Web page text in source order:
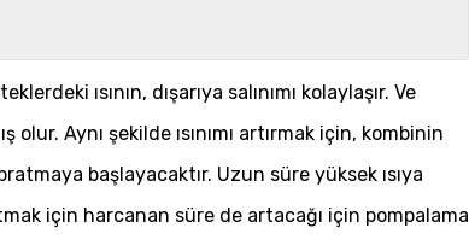
ısının, dışarıya salınımı kolaylaşır. Ve
Aynı şekilde ısınımı artırmak için, kombinin
başlayacaktır. Uzun süre yüksek ısıya
için harcanan süre de artacağı için pompalama